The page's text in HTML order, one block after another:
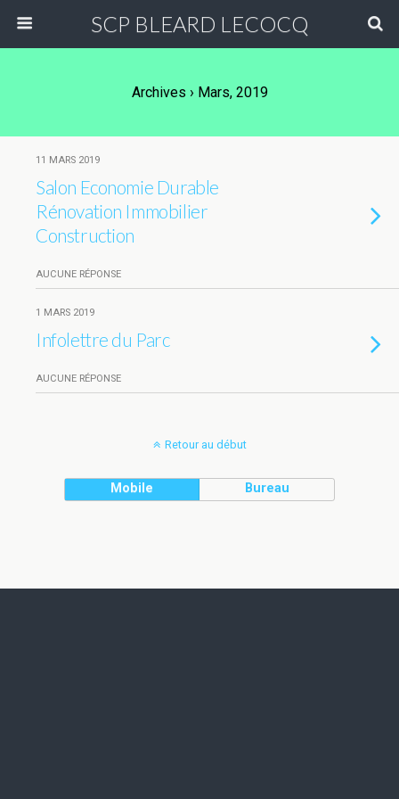
SCP BLEARD LECOCQ
Archives › Mars, 2019
11 MARS 2019
Salon Economie Durable
Rénovation Immobilier
Construction
AUCUNE RÉPONSE
1 MARS 2019
Infolettre du Parc
AUCUNE RÉPONSE
Retour au début
Mobile Bureau